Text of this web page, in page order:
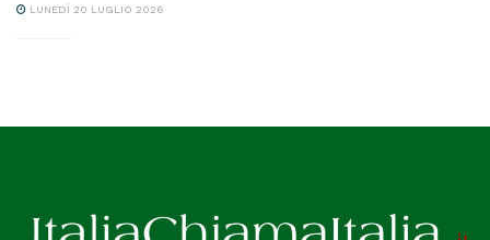
LUNEDÌ 20 LUGLIO 2026